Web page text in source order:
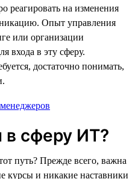
реагировать на изменения
Опыт управления
или организации
входа в эту сферу.
достаточно понимать,
в сферу ИТ?
путь? Прежде всего, важна
курсы и никакие наставники